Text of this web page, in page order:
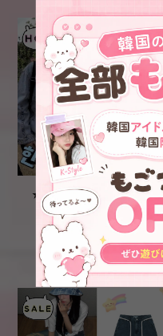
★ZEROBASEONE ソンハン
ビン 着用！！【NIIER
NOR】NN CUT OUT
TEE_BONE
¥7,250